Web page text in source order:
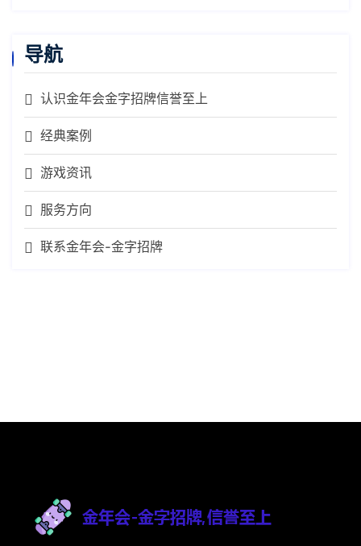
导航
认识金年会金字招牌信誉至上
经典案例
游戏资讯
服务方向
联系金年会-金字招牌